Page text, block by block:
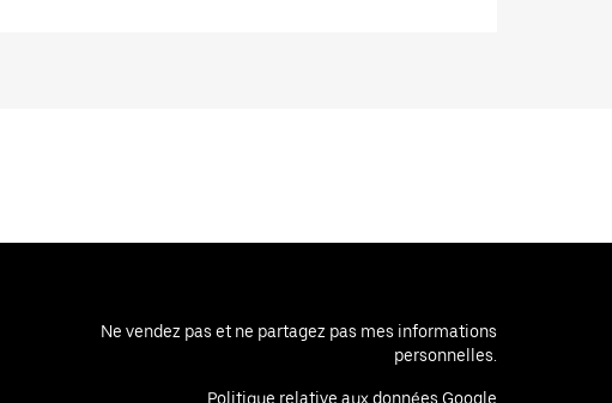
Ne vendez pas et ne partagez pas mes informations
personnelles.
Politique relative aux données Google